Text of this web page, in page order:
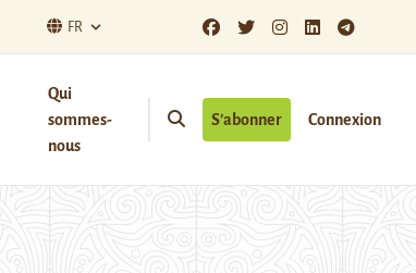
FR
Qui
sommes-
nous
S’abonner Connexion